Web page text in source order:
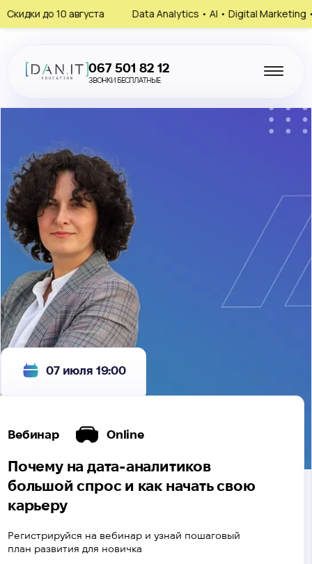
10 августа Data Analytics • AI • Digital Marketing • HR
067 501 82 12
ЗВОНКИ БЕСПЛАТНЫЕ
Вебинар Online
Почему на дата-аналитиков
большой спрос и как начать свою
карьеру
Регистрируйся на вебинар и узнай пошаговый
план развития для новичка
07 июля 19:00